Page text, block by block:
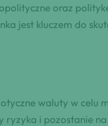
oraz
jest kluczem do
waluty w celu
ryzyka i pozostanie